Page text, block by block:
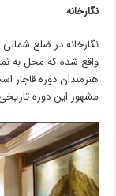
نگارخانه
نگارخانه در ضلع
واقع شده که محل به
هنرمندان دوره قاجار
مشهور این دوره